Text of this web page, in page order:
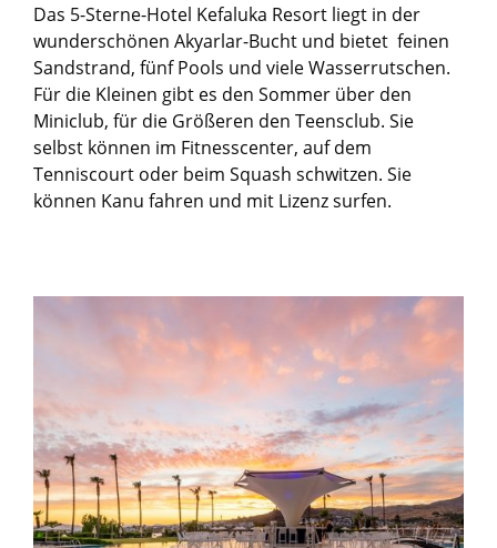
Das 5-Sterne-Hotel Kefaluka Resort liegt in der
wunderschönen Akyarlar-Bucht und bietet feinen
Sandstrand, fünf Pools und viele Wasserrutschen.
Für die Kleinen gibt es den Sommer über den
Miniclub, für die Größeren den Teensclub. Sie
selbst können im Fitnesscenter, auf dem
Tenniscourt oder beim Squash schwitzen. Sie
können Kanu fahren und mit Lizenz surfen.